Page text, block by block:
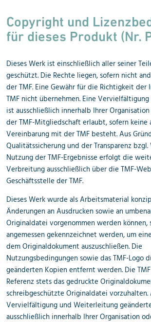
Copyright und
für dieses Produkt (Nr.
Dieses Werk ist einschließlich aller seiner
geschützt. Die Rechte liegen, sofern nicht
der TMF. Eine Gewähr für die Richtigkeit der
TMF nicht übernehmen. Eine
ist ausschließlich innerhalb Ihrer
der TMF-Mitgliedschaft erlaubt, sofern keine
Vereinbarung mit der TMF besteht. Aus
Qualitätssicherung und der Transparenz
Nutzung der TMF-Ergebnisse erfolgt die
Verbreitung ausschließlich über die TMF-
Geschäftsstelle der TMF.
Dieses Werk wurde als Arbeitsmaterial
Änderungen an Ausdrucken sowie an
Originaldatei vorgenommen werden können,
angemessen gekennzeichnet werden, um
dem Originaldokument auszuschließen. Die
Nutzungsbedingungen sowie das TMF-Logo
geänderten Kopien entfernt werden. Die
Referenz stets das gedruckte
schreibgeschützte Originaldatei vorzuhalten.
Vervielfältigung und Weiterleitung
ausschließlich innerhalb Ihrer Organisation